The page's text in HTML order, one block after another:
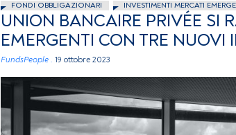
FONDI OBBLIGAZIONARI INVESTIMENTI MERCATI
UNION BANCAIRE PRIVÉE SI
EMERGENTI CON TRE NUOVI
FundsPeople . 19 ottobre 2023